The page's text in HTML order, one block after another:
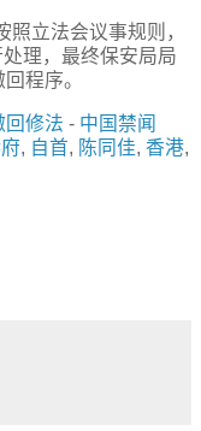
立法会议事规则，
理，最终保安局局
程序。
回修法 - 中国禁闻
, 自首, 陈同佳, 香港,